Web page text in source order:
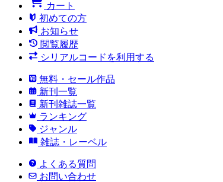
カート
初めての方
お知らせ
閲覧履歴
シリアルコードを利用する
無料・セール作品
新刊一覧
新刊雑誌一覧
ランキング
ジャンル
雑誌・レーベル
よくある質問
お問い合わせ